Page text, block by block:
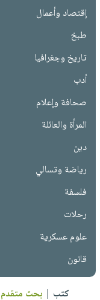
إقتصاد وأعمال
طبخ
تاريخ وجغرافيا
أدب
صحافة وإعلام
المرأة والعائلة
دين
رياضة وتسالي
فلسفة
رحلات
علوم عسكرية
قانون
كتب | بحث متقدم